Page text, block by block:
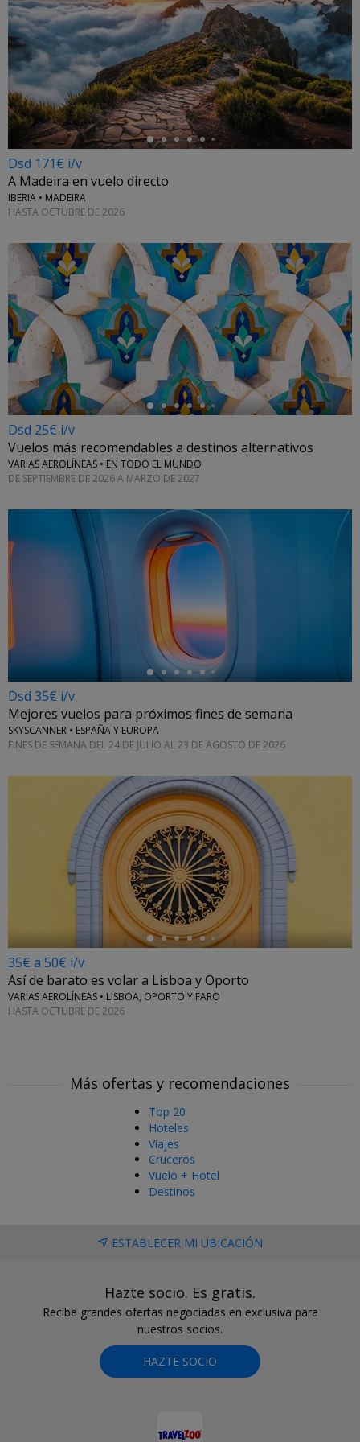
←
Dsd 171€ i/v
A Madeira en vuelo directo
IBERIA • MADEIRA
HASTA OCTUBRE DE 2026
←
Dsd 25€ i/v
Vuelos más recomendables a destinos alternativos
VARIAS AEROLÍNEAS • EN TODO EL MUNDO
DE SEPTIEMBRE DE 2026 A MARZO DE 2027
Dsd 35€ i/v
Mejores vuelos para próximos fines de semana
SKYSCANNER • ESPAÑA Y EUROPA
FINES DE SEMANA DEL 24 DE JULIO AL 23 DE AGOSTO DE 2026
35€ a 50€ i/v
Así de barato es volar a Lisboa y Oporto
VARIAS AEROLÍNEAS • LISBOA, OPORTO Y FARO
HASTA OCTUBRE DE 2026
Más ofertas y recomendaciones
Top 20
Hoteles
Viajes
Cruceros
Vuelo + Hotel
Destinos
ESTABLECER MI UBICACIÓN
Hazte socio. Es gratis.
Recibe grandes ofertas negociadas en exclusiva para
nuestros socios.
HAZTE SOCIO